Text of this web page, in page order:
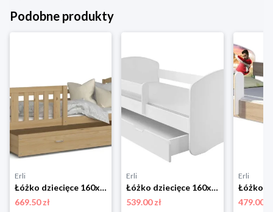
Podobne produkty
Erli
Łóżko dziecięce 160x80 + materace szuflada KUBUŚ P
669.50 zł
Erli
Łóżko dziecięce 160x80 szuflada materac ACMA
539.00 zł
Erli
479.00 zł